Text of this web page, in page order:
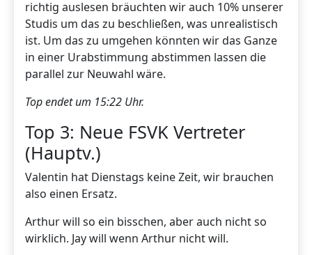
richtig auslesen bräuchten wir auch 10% unserer
Studis um das zu beschließen, was unrealistisch
ist. Um das zu umgehen könnten wir das Ganze
in einer Urabstimmung abstimmen lassen die
parallel zur Neuwahl wäre.
Top endet um 15:22 Uhr.
Top 3: Neue FSVK Vertreter
(Hauptv.)
Valentin hat Dienstags keine Zeit, wir brauchen
also einen Ersatz.
Arthur will so ein bisschen, aber auch nicht so
wirklich. Jay will wenn Arthur nicht will.